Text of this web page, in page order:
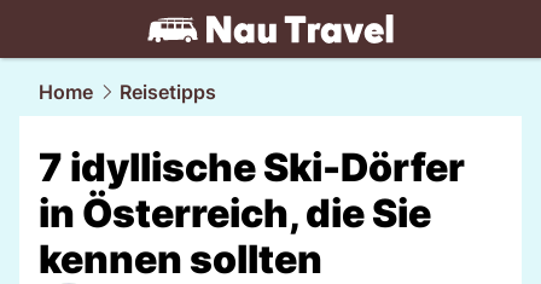
travel.NAU.ch
Home Reisetipps
7 idyllische Ski-Dörfer
in Österreich, die Sie
kennen sollten